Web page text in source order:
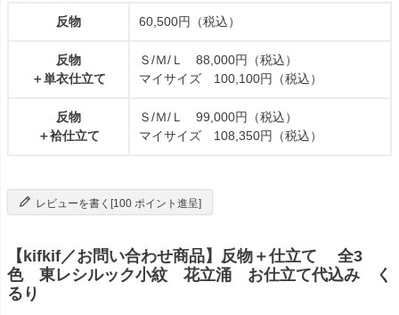
反物 60,500円（税込）
反物
＋単衣仕立て
Ｓ/Ｍ/Ｌ 88,000円（税込）
マイサイズ 100,100円（税込）
反物
＋袷仕立て
Ｓ/Ｍ/Ｌ 99,000円（税込）
マイサイズ 108,350円（税込）
レビューを書く[100 ポイント進呈]
【kifkif／お問い合わせ商品】反物＋仕立て 全3
色 東レシルック小紋 花立涌 お仕立て代込み く
るり